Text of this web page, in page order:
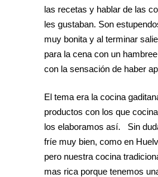
las recetas y hablar de las
les gustaban. Son
muy bonita y al terminar
para la cena con un
con la sensación de haber
El tema era la cocina
productos con los que
los elaboramos así. Sin
fríe muy bien, como en
pero nuestra cocina
mas rica porque tenemos